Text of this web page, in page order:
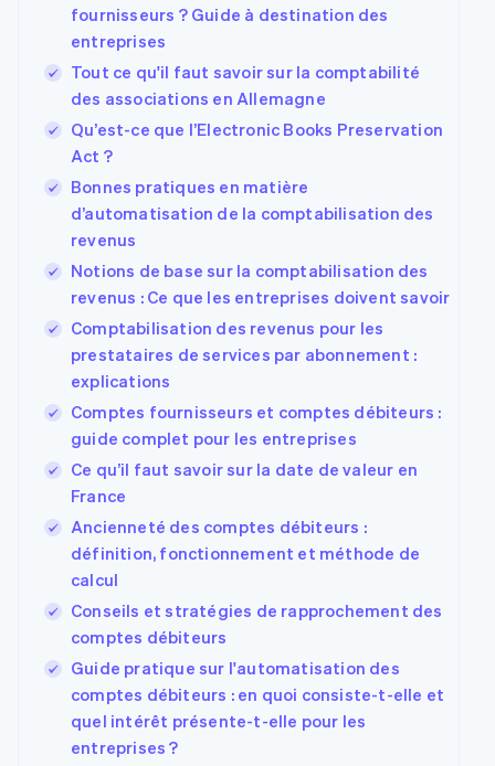
fournisseurs ? Guide à destination des
entreprises
Tout ce qu'il faut savoir sur la comptabilité
des associations en Allemagne
Qu’est-ce que l’Electronic Books Preservation
Act ?
Bonnes pratiques en matière
d’automatisation de la comptabilisation des
revenus
Notions de base sur la comptabilisation des
revenus : Ce que les entreprises doivent savoir
Comptabilisation des revenus pour les
prestataires de services par abonnement :
explications
Comptes fournisseurs et comptes débiteurs :
guide complet pour les entreprises
Ce qu’il faut savoir sur la date de valeur en
France
Ancienneté des comptes débiteurs :
définition, fonctionnement et méthode de
calcul
Conseils et stratégies de rapprochement des
comptes débiteurs
Guide pratique sur l'automatisation des
comptes débiteurs : en quoi consiste-t-elle et
quel intérêt présente-t-elle pour les
entreprises ?